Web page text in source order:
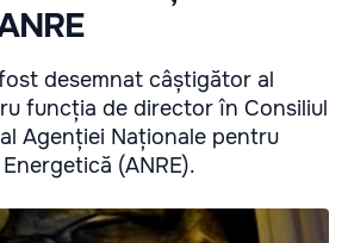
desemnat câștigător al
funcția de director în Consiliul
Agenției Naționale pentru
(ANRE).